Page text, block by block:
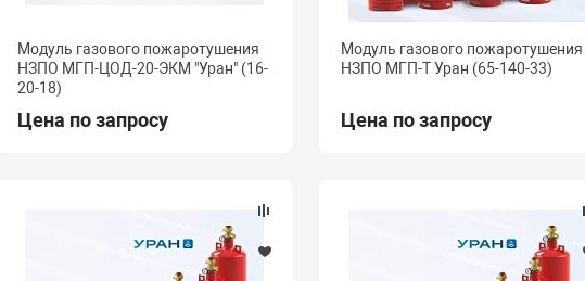
Модуль газового пожаротушения
НЗПО МГП-ЦОД-20-ЭКМ "Уран" (16-
20-18)
Цена по запросу
Модуль газового пожаротушения
НЗПО МГП-Т Уран (65-140-33)
Цена по запросу